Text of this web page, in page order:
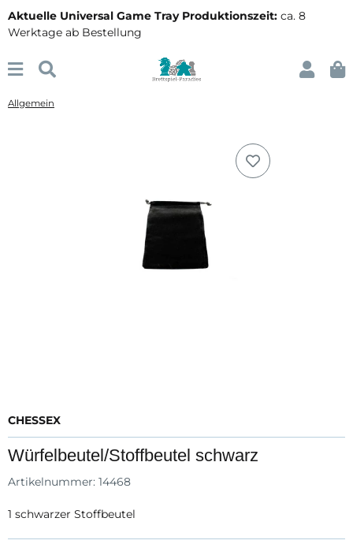
Aktuelle Universal Game Tray Produktionszeit: ca. 8
Werktage ab Bestellung
Allgemein
CHESSEX
Würfelbeutel/Stoffbeutel schwarz
Artikelnummer: 14468
1 schwarzer Stoffbeutel